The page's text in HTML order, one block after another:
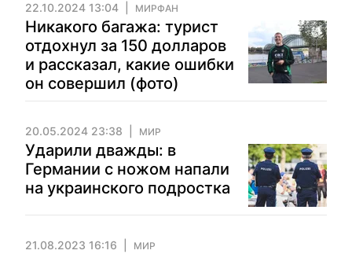
22.10.2024 13:04 МИРФАН
Никакого багажа: турист
отдохнул за 150 долларов
и рассказал, какие ошибки
он совершил (фото)
20.05.2024 23:38 МИР
Ударили дважды: в
Германии с ножом напали
на украинского подростка
21.08.2023 16:16 МИР